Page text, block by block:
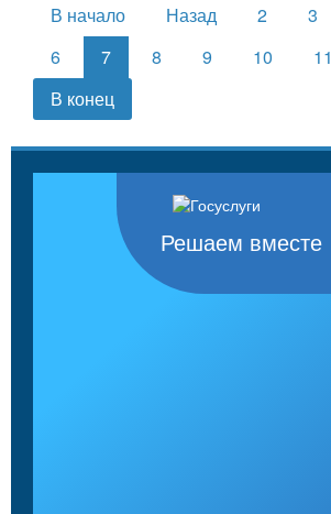
В начало Назад 2 3
6
7 8 9 10 11
В конец
Решаем вместе